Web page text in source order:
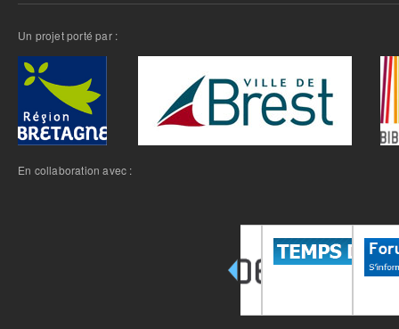
Un projet porté par :
En collaboration avec :